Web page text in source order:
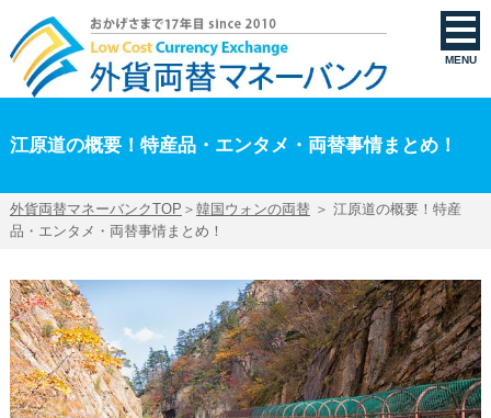
MENU
江原道の概要！特産品・エンタメ・両替事情まとめ！
外貨両替マネーバンクTOP ＞ 韓国ウォンの両替 ＞ 江原道の概要！特産
品・エンタメ・両替事情まとめ！